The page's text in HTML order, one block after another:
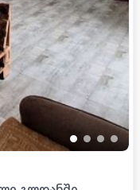
• •••